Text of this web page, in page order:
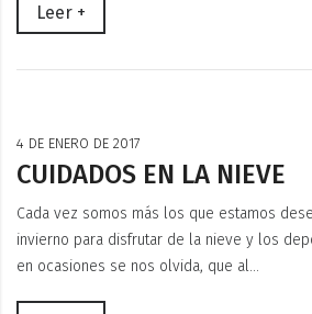
Leer +
4 DE ENERO DE 2017
CUIDADOS EN LA NIEVE
Cada vez somos más los que estamos
invierno para disfrutar de la nieve y los
en ocasiones se nos olvida, que al…